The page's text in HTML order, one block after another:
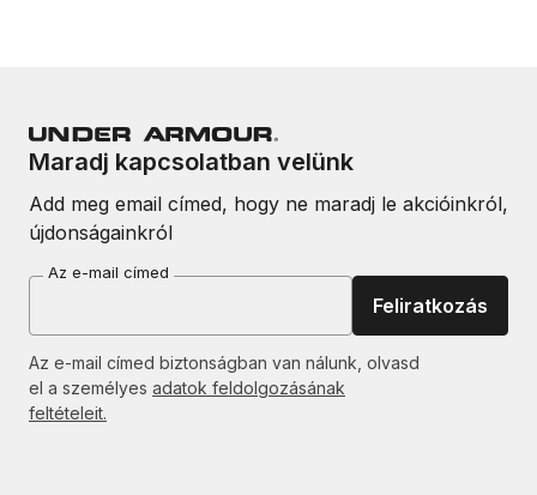
Maradj kapcsolatban velünk
Add meg email címed, hogy ne maradj le akcióinkról,
újdonságainkról
Az e-mail címed
Feliratkozás
Az e-mail címed biztonságban van nálunk, olvasd
el a személyes adatok feldolgozásának
feltételeit.